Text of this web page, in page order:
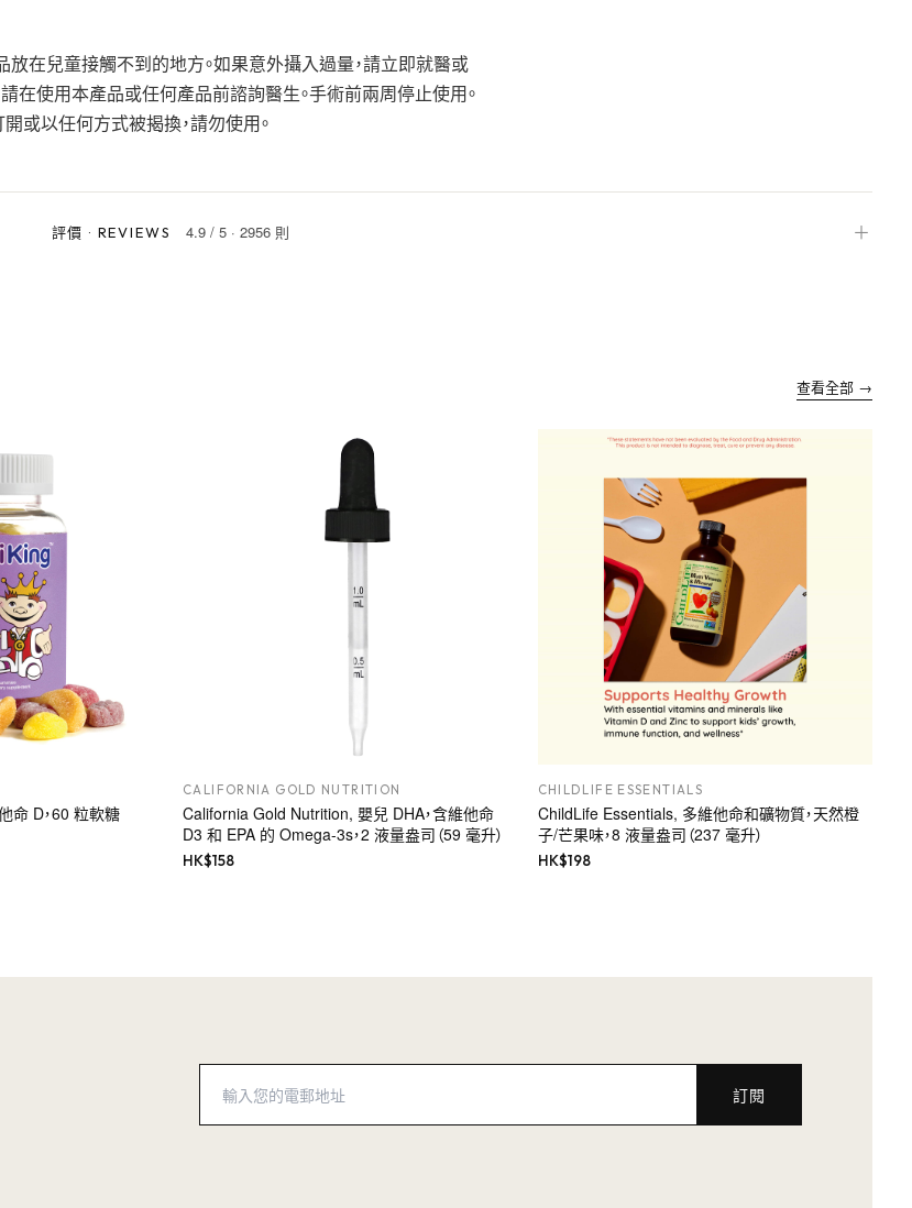
在兒童接觸不到的地方。如果意外攝入過量，請立即就醫或
在使用本產品或任何產品前諮詢醫生。手術前兩周停止使用。
或以任何方式被揭換，請勿使用。
評價 · REVIEWS 4.9 /5 ·2956 則 ＋
查看全部 →
命 D，60 粒軟糖
CALIFORNIA GOLD NUTRITION
California Gold Nutrition, 嬰兒 DHA，含維他命
D3 和 EPA 的 Omega-3s，2 液量盎司（59 毫升）
HK$158
CHILDLIFE ESSENTIALS
ChildLife Essentials, 多維他命和礦物質，天然橙
子/芒果味，8 液量盎司（237 毫升）
HK$198
訂閱